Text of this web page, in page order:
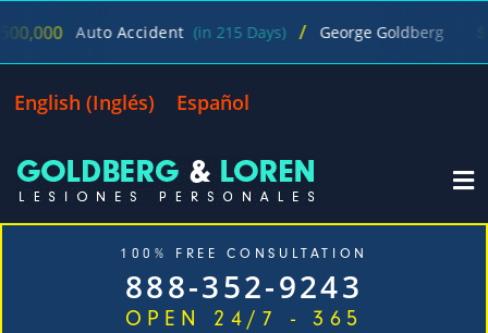
(in 215 Days) / George Goldberg $1,200,000
English (Inglés) Español
100% FREE CONSULTATION
888-352-9243
OPEN 24/7 - 365